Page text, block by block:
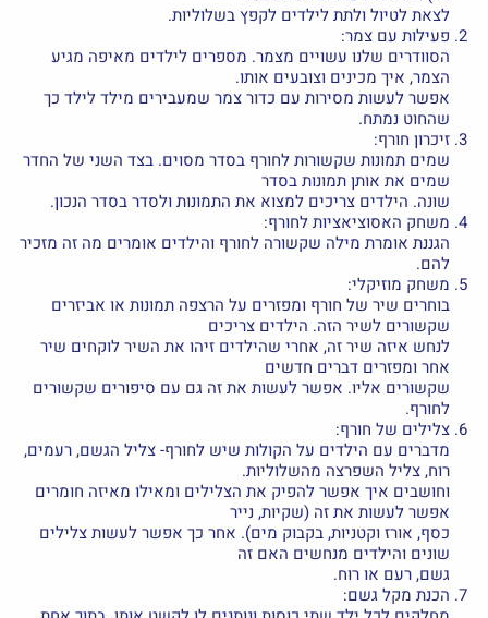
לצאת לטיול ולתת לילדים לקפץ בשלוליות.
פעילות עם צמר:
הסוודרים שלנו עשויים מצמר. מספרים לילדים מאיפה מגיע
הצמר, איך מכינים וצובעים אותו.
אפשר לעשות מסירות עם כדור צמר שמעבירים מילד לילד כך
שהחוט נמתח.
זיכרון חורף:
שמים תמונות שקשורות לחורף בסדר מסוים. בצד השני של החדר
שמים את אותן תמונות בסדר
שונה. הילדים צריכים למצוא את התמונות ולסדר בסדר הנכון.
משחק האסוציאציות לחורף:
הגננת אומרת מילה שקשורה לחורף והילדים אומרים מה זה מזכיר
להם.
משחק מוזיקלי:
בוחרים שיר של חורף ומפזרים על הרצפה תמונות או אביזרים
שקשורים לשיר הזה. הילדים צריכים
לנחש איזה שיר זה, אחרי שהילדים זיהו את השיר לוקחים שיר
אחר ומפזרים דברים חדשים
שקשורים אליו. אפשר לעשות את זה גם עם סיפורים שקשורים
לחורף.
צלילים של חורף:
מדברים עם הילדים על הקולות שיש לחורף- צליל הגשם, רעמים,
רוח, צליל השפרצה מהשלוליות.
וחושבים איך אפשר להפיק את הצלילים ומאילו מאיזה חומרים
אפשר לעשות את זה (שקיות, נייר
כסף, אורז וקטניות, בקבוק מים). אחר כך אפשר לעשות צלילים
שונים והילדים מנחשים האם זה
גשם, רעם או רוח.
הכנת מקל גשם: